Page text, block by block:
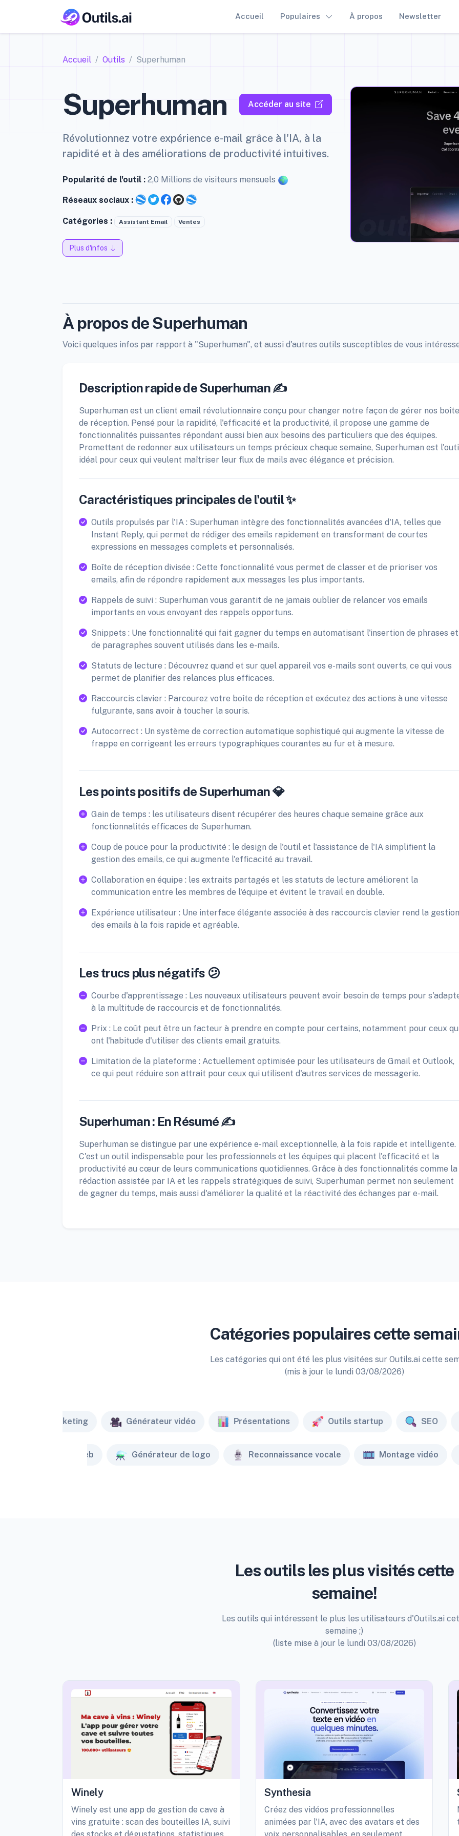
Accueil Populaires À propos Newsletter
Accueil Outils Superhuman
Superhuman Accéder au site
Révolutionnez votre expérience e-mail grâce à l'IA, à la
rapidité et à des améliorations de productivité intuitives.
Popularité de l'outil : 2,0 Millions de visiteurs mensuels
Réseaux sociaux :
Catégories : Assistant Email Ventes
Plus d'infos
À propos de Superhuman
Voici quelques infos par rapport à "Superhuman", et aussi d'autres outils susceptibles de vous
Description rapide de Superhuman ✍️
Superhuman est un client email révolutionnaire conçu pour changer notre façon de gérer nos
de réception. Pensé pour la rapidité, l'efficacité et la productivité, il propose une gamme de
fonctionnalités puissantes répondant aussi bien aux besoins des particuliers que des équipes.
Promettant de redonner aux utilisateurs un temps précieux chaque semaine, Superhuman est
idéal pour ceux qui veulent maîtriser leur flux de mails avec élégance et précision.
Caractéristiques principales de l'outil ✨
Outils propulsés par l'IA : Superhuman intègre des fonctionnalités avancées d'IA, telles que
Instant Reply, qui permet de rédiger des emails rapidement en transformant de courtes
expressions en messages complets et personnalisés.
Boîte de réception divisée : Cette fonctionnalité vous permet de classer et de prioriser vos
emails, afin de répondre rapidement aux messages les plus importants.
Rappels de suivi : Superhuman vous garantit de ne jamais oublier de relancer vos emails
importants en vous envoyant des rappels opportuns.
Snippets : Une fonctionnalité qui fait gagner du temps en automatisant l'insertion de phrases et
de paragraphes souvent utilisés dans les e-mails.
Statuts de lecture : Découvrez quand et sur quel appareil vos e-mails sont ouverts, ce qui vous
permet de planifier des relances plus efficaces.
Raccourcis clavier : Parcourez votre boîte de réception et exécutez des actions à une vitesse
fulgurante, sans avoir à toucher la souris.
Autocorrect : Un système de correction automatique sophistiqué qui augmente la vitesse de
frappe en corrigeant les erreurs typographiques courantes au fur et à mesure.
Les points positifs de Superhuman 💎
Gain de temps : les utilisateurs disent récupérer des heures chaque semaine grâce aux
fonctionnalités efficaces de Superhuman.
Coup de pouce pour la productivité : le design de l'outil et l'assistance de l'IA simplifient la
gestion des emails, ce qui augmente l'efficacité au travail.
Collaboration en équipe : les extraits partagés et les statuts de lecture améliorent la
communication entre les membres de l'équipe et évitent le travail en double.
Expérience utilisateur : Une interface élégante associée à des raccourcis clavier rend la gestion
des emails à la fois rapide et agréable.
Les trucs plus négatifs 😕
Courbe d'apprentissage : Les nouveaux utilisateurs peuvent avoir besoin de temps pour
à la multitude de raccourcis et de fonctionnalités.
Prix : Le coût peut être un facteur à prendre en compte pour certains, notamment pour ceux
ont l'habitude d'utiliser des clients email gratuits.
Limitation de la plateforme : Actuellement optimisée pour les utilisateurs de Gmail et Outlook,
ce qui peut réduire son attrait pour ceux qui utilisent d'autres services de messagerie.
Superhuman : En Résumé ✍️
Superhuman se distingue par une expérience e-mail exceptionnelle, à la fois rapide et intelligente.
C'est un outil indispensable pour les professionnels et les équipes qui placent l'efficacité et la
productivité au cœur de leurs communications quotidiennes. Grâce à des fonctionnalités comme la
rédaction assistée par IA et les rappels stratégiques de suivi, Superhuman permet non seulement
de gagner du temps, mais aussi d'améliorer la qualité et la réactivité des échanges par e-mail.
Catégories populaires cette
Les catégories qui ont été les plus visitées sur Outils.ai cette
(mis à jour le lundi 03/08/2026)
Marketing Générateur vidéo Présentations Outils startup SEO
Créateur de site web Générateur de logo Reconnaissance vocale Montage vidéo
Les outils les plus visités cette
semaine!
Les outils qui intéressent le plus les utilisateurs d'Outils.ai
semaine ;)
(liste mise à jour le lundi 03/08/2026)
Winely
Winely est une app de gestion de cave à
vins gratuite : scan des bouteilles IA, suivi
Synthesia
Créez des vidéos professionnelles
animées par l'IA, avec des avatars et des